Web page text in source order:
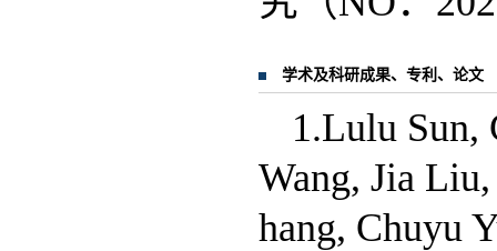
学术及科研成果、专利、论文
1.Lulu Sun,
Wang, Jia
hang, Chuyu